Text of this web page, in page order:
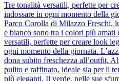
Tre tonalità versatili, perfette per
indossare in ogni momento della
Parco Corolla di Milazzo Freschi,
e bianco sono tra i colori più amati
versatili, perfette per creare look
ogni momento della giornata.
dona subito freschezza all’outfit.
pulito e raffinato, ideale sia per il
più eleganti. Il verde, nelle sue